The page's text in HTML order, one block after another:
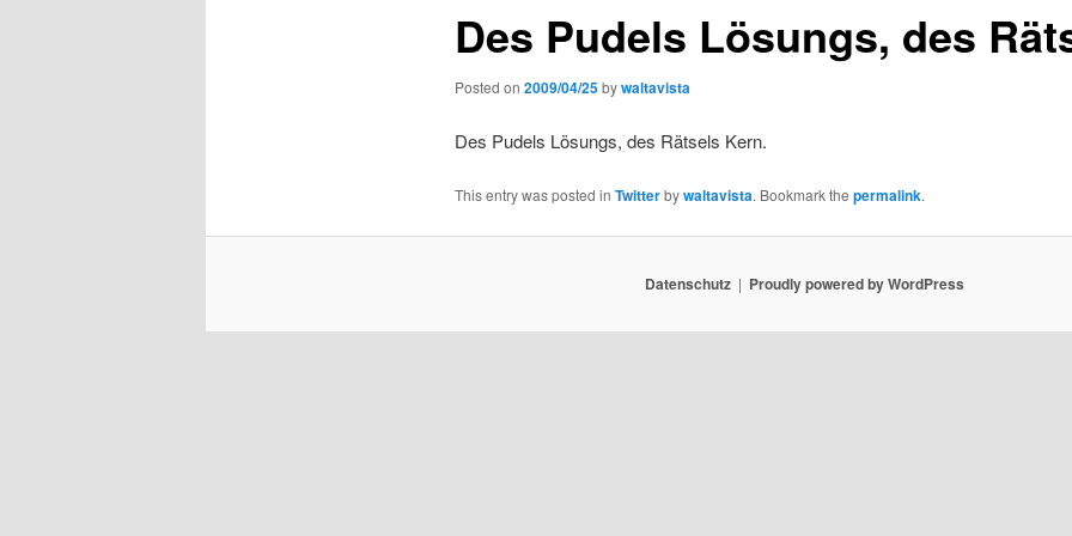
Des Pudels Lösungs, des
Posted on 2009/04/25bywaltavista
Des Pudels Lösungs, des Rätsels Kern.
This entry was posted in Twitterbywaltavista. Bookmark the permalink.
Datenschutz Proudly powered by WordPress